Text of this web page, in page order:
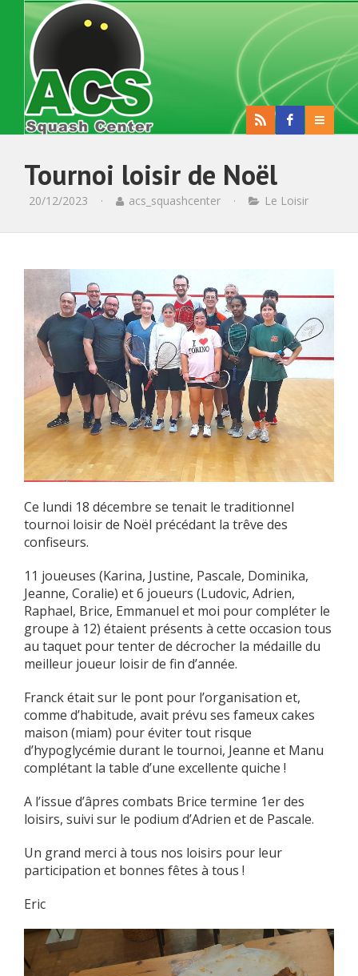
Tournoi loisir de Noël
20/12/2023 · acs_squashcenter · Le Loisir
Ce lundi 18 décembre se tenait le traditionnel
tournoi loisir de Noël précédant la trêve des
confiseurs.
11 joueuses (Karina, Justine, Pascale, Dominika,
Jeanne, Coralie) et 6 joueurs (Ludovic, Adrien,
Raphael, Brice, Emmanuel et moi pour compléter le
groupe à 12) étaient présents à cette occasion tous
au taquet pour tenter de décrocher la médaille du
meilleur joueur loisir de fin d’année.
Franck était sur le pont pour l’organisation et,
comme d’habitude, avait prévu ses fameux cakes
maison (miam) pour éviter tout risque
d’hypoglycémie durant le tournoi, Jeanne et Manu
complétant la table d’une excellente quiche !
A l’issue d’âpres combats Brice termine 1er des
loisirs, suivi sur le podium d’Adrien et de Pascale.
Un grand merci à tous nos loisirs pour leur
participation et bonnes fêtes à tous !
Eric